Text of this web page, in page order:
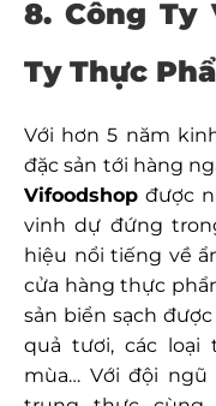
8. Công Ty
Ty Thực
Với hơn 5 năm
đặc sản tới hàng
Vifoodshop được
vinh dự đứng
hiệu nổi tiếng về
cửa hàng thực
sản biển sạch
quả tươi, các loại
mùa… Với đội